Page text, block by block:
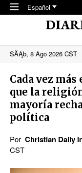
Skip to main content
Español
SĂĄb, 8 Ago 2026 CST
Cada vez
que la
mayoría
política
Por Christian Daily
CST